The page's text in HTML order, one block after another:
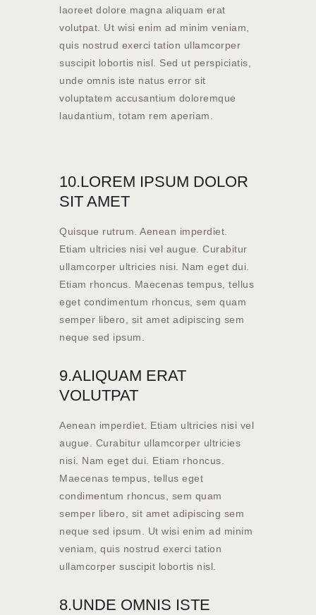
laoreet dolore magna aliquam erat
volutpat. Ut wisi enim ad minim veniam,
quis nostrud exerci tation ullamcorper
suscipit lobortis nisl. Sed ut perspiciatis,
unde omnis iste natus error sit
voluptatem accusantium doloremque
laudantium, totam rem aperiam.
10.LOREM IPSUM DOLOR
SIT AMET
Quisque rutrum. Aenean imperdiet.
Etiam ultricies nisi vel augue. Curabitur
ullamcorper ultricies nisi. Nam eget dui.
Etiam rhoncus. Maecenas tempus, tellus
eget condimentum rhoncus, sem quam
semper libero, sit amet adipiscing sem
neque sed ipsum.
9.ALIQUAM ERAT
VOLUTPAT
Aenean imperdiet. Etiam ultricies nisi vel
augue. Curabitur ullamcorper ultricies
nisi. Nam eget dui. Etiam rhoncus.
Maecenas tempus, tellus eget
condimentum rhoncus, sem quam
semper libero, sit amet adipiscing sem
neque sed ipsum. Ut wisi enim ad minim
veniam, quis nostrud exerci tation
ullamcorper suscipit lobortis nisl.
8.UNDE OMNIS ISTE